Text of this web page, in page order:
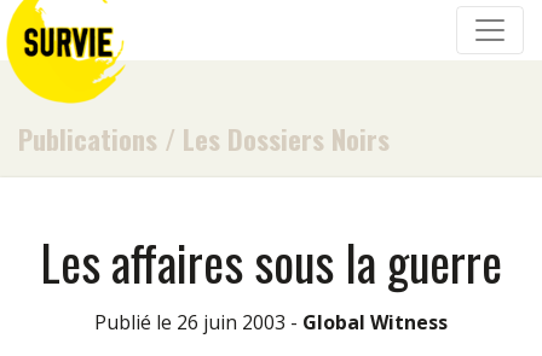
Publications / Les Dossiers Noirs
Les affaires sous la guerre
Publié le 26 juin 2003 - Global Witness